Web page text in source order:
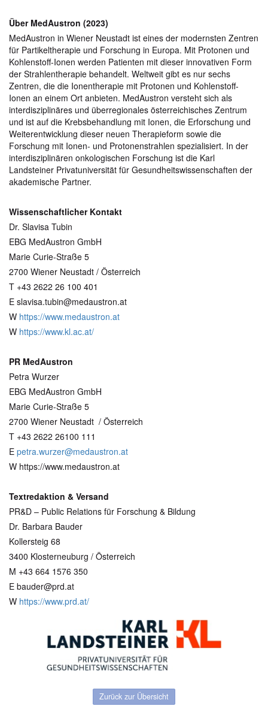
Über MedAustron (2023)
MedAustron in Wiener Neustadt ist eines der modernsten Zentren
für Partikeltherapie und Forschung in Europa. Mit Protonen und
Kohlenstoff-Ionen werden Patienten mit dieser innovativen Form
der Strahlentherapie behandelt. Weltweit gibt es nur sechs
Zentren, die die Ionentherapie mit Protonen und Kohlenstoff-
Ionen an einem Ort anbieten. MedAustron versteht sich als
interdisziplinäres und überregionales österreichisches Zentrum
und ist auf die Krebsbehandlung mit Ionen, die Erforschung und
Weiterentwicklung dieser neuen Therapieform sowie die
Forschung mit Ionen- und Protonenstrahlen spezialisiert. In der
interdisziplinären onkologischen Forschung ist die Karl
Landsteiner Privatuniversität für Gesundheitswissenschaften der
akademische Partner.
Wissenschaftlicher Kontakt
Dr. Slavisa Tubin
EBG MedAustron GmbH
Marie Curie-Straße 5
2700 Wiener Neustadt / Österreich
T +43 2622 26 100 401
E slavisa.tubin@medaustron.at
W https://www.medaustron.at
W https://www.kl.ac.at/
PR MedAustron
Petra Wurzer
EBG MedAustron GmbH
Marie Curie-Straße 5
2700 Wiener Neustadt / Österreich
T +43 2622 26100 111
E petra.wurzer@medaustron.at
W https://www.medaustron.at
Textredaktion & Versand
PR&D – Public Relations für Forschung & Bildung
Dr. Barbara Bauder
Kollersteig 68
3400 Klosterneuburg / Österreich
M +43 664 1576 350
E bauder@prd.at
W https://www.prd.at/
Zurück zur Übersicht